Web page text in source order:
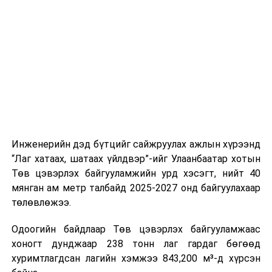
өдөр тутмын ажлын бэлэн байдлыг хангах зэрэг
практик ур чадварыг сургалтын хөтөлбөрт тусгажээ.
Сургалтыг танилцуулах лекц, асуулт-хариулт,
жишээнд суурилсан сургалт, багаар ажиллах дасгал,
танилцах, онцгой нөхцөлд ажиллах дадлага зэрэг
онол, практик хосолсон хэлбэрээр зохион байгуулж
байна.
Инженерийн дэд бүтцийг сайжруулах ажлын хүрээнд
“Лаг хатаах, шатаах үйлдвэр”-ийг Улаанбаатар хотын
Төв цэвэрлэх байгууламжийн урд хэсэгт, нийт 40
мянган ам метр талбайд 2025-2027 онд байгуулахаар
төлөвлөжээ.
Одоогийн байдлаар Төв цэвэрлэх байгууламжаас
хоногт дунджаар 238 тонн лаг гардаг бөгөөд
хуримтлагдсан лагийн хэмжээ 843,200 м³-д хүрсэн